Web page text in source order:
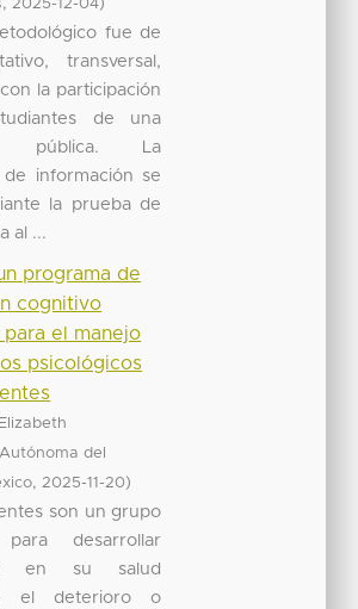
2025-12-04
fue de
transversal,
la participación
de una
pública. La
información se
la prueba de
al ...
programa de
cognitivo
el manejo
psicológicos
del
, 2025-11-20)
son un grupo
para desarrollar
en su salud
el deterioro o